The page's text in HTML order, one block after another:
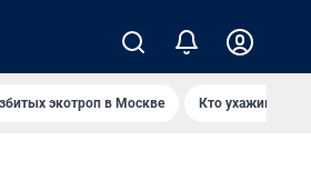
экотроп в Москве Кто ухаживает